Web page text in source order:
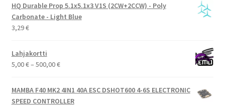
HQ Durable Prop 5.1x5.1x3 V1S (2CW+2CCW) - Poly
Carbonate - Light Blue
3,29€
Lahjakortti
5,00€– 500,00€Hintaluokka:
500,00 €
MAMBA F40 MK2 4IN1 40A ESC DSHOT600 4-6S ELECTRONIC
SPEED CONTROLLER